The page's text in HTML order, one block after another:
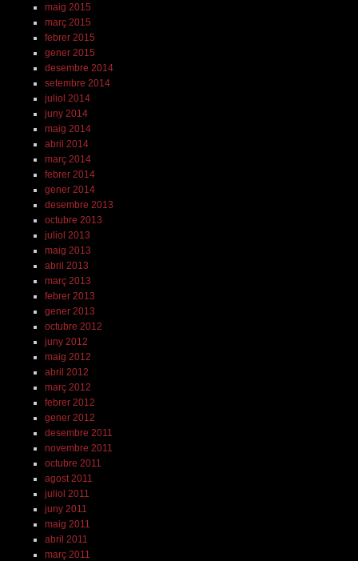
maig 2015
març 2015
febrer 2015
gener 2015
desembre 2014
setembre 2014
juliol 2014
juny 2014
maig 2014
abril 2014
març 2014
febrer 2014
gener 2014
desembre 2013
octubre 2013
juliol 2013
maig 2013
abril 2013
març 2013
febrer 2013
gener 2013
octubre 2012
juny 2012
maig 2012
abril 2012
març 2012
febrer 2012
gener 2012
desembre 2011
novembre 2011
octubre 2011
agost 2011
juliol 2011
juny 2011
maig 2011
abril 2011
març 2011